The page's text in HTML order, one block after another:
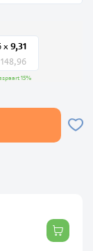
x 9,31
15%